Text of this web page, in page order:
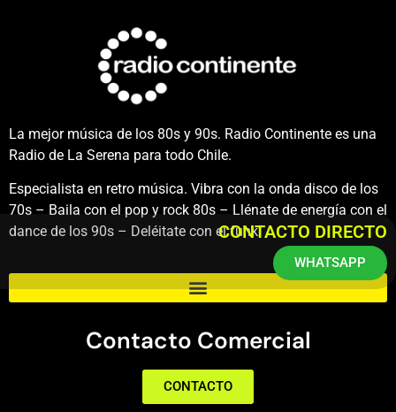
La mejor música de los 80s y 90s. Radio Continente es una
Radio de La Serena para todo Chile.
Especialista en retro música. Vibra con la onda disco de los
70s – Baila con el pop y rock 80s – Llénate de energía con el
dance de los 90s – Deléitate con el funk.
Contacto Comercial
CONTACTO
CONTACTO DIRECTO
WHATSAPP